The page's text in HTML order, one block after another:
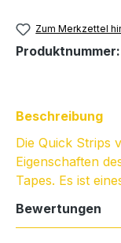
Zum Merkzettel
Produktnummer:
Beschreibung
Die Quick Strips
Eigenschaften
Tapes. Es ist
Bewertungen